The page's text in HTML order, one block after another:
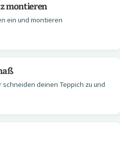
montieren
ein und montieren
deinen Teppich zu und